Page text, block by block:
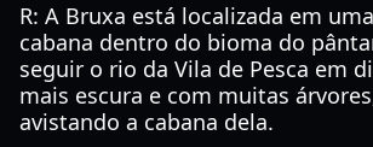
R: A Bruxa está localizada em
cabana dentro do bioma do
seguir o rio da Vila de Pesca em
mais escura e com muitas
avistando a cabana dela.